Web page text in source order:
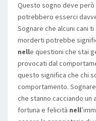
Questo sogno deve
potrebbero esserci
Sognare che alcuni cani
morderti potrebbe
nelle questioni che stai
provocati dal
questo significa che chi
comportamento.
che stanno cacciando un
fortuna e felicità nell